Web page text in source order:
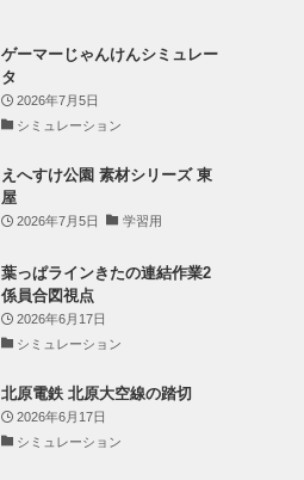
ゲーマーじゃんけんシミュレー
タ
2026年7月5日
シミュレーション
えへすけ公園 素材シリーズ 東
屋
2026年7月5日 学習用
葉っぱラインきたの連結作業2
係員合図視点
2026年6月17日
シミュレーション
北原電鉄 北原大空線の踏切
2026年6月17日
シミュレーション